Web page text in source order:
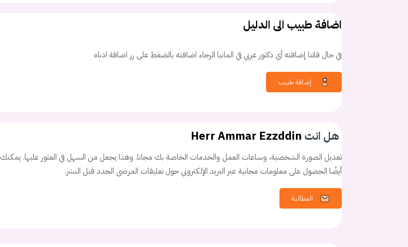
اضافة طبيب الى الدليل
في حال فاتنا إضافته أي دكتور عربي في المانيا الرجاء اضافته بالضغط على زر اضافة ادناه
هل انت Herr Ammar Ezzddin
تعديل الصورة الشخصية، وساعات العمل والخدمات الخاصة بك مجانا. وهذا يجعل من السهل في العثور عليها. يمكنك
أيضًا الحصول على معلومات مجانية عبر البريد الإلكتروني حول تعليقات المرضى الجدد قبل النشر.
المطالبة